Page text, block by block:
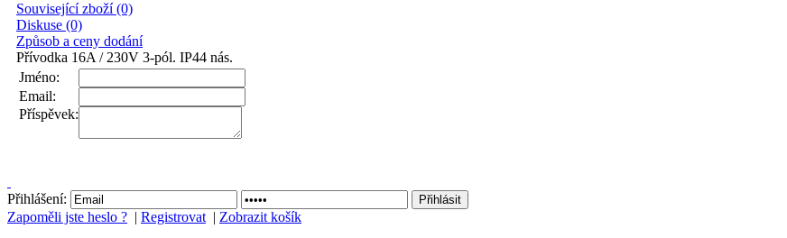
Související zboží (0)
Diskuse (0)
Způsob a ceny dodání
Přívodka 16A / 230V 3-pól. IP44 nás.
Jméno:
Email:
Příspěvek:
Přihlášení:
Zapoměli jste heslo ? | Registrovat | Zobrazit košík